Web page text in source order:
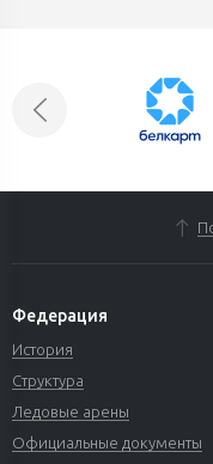
Федерация
История
Структура
Ледовые арены
Официальные документы